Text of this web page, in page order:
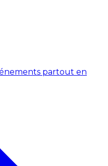
partout en